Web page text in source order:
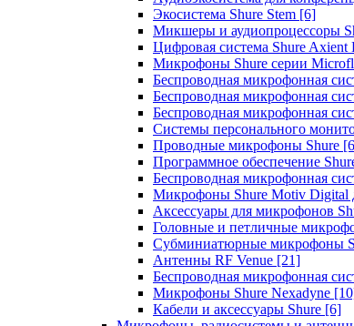
Экосистема Shure Stem [6]
Микшеры и аудиопроцессоры
Цифровая система Shure Axient
Микрофоны Shure серии
Беспроводная микрофонная
Беспроводная микрофонная
Беспроводная микрофонная
Системы персонального
Проводные микрофоны Shure
Программное обеспечение
Беспроводная микрофонная
Микрофоны Shure Motiv Digital
Аксессуары для микрофонов
Головные и петличные
Субминиатюрные микрофоны
Антенны RF Venue [21]
Беспроводная микрофонная
Микрофоны Shure Nexadyne
Кабели и аксессуары Shure [6]